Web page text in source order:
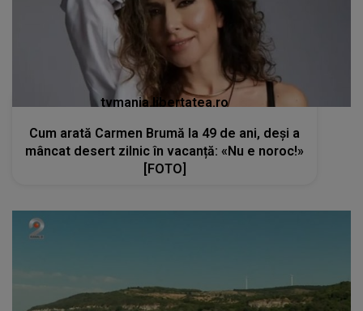
tvmania.libertatea.ro
Cum arată Carmen Brumă la 49 de ani, deși a
mâncat desert zilnic în vacanță: «Nu e noroc!»
[FOTO]